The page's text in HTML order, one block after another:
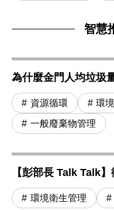
智慧
為什麼金門人均垃圾
資源循環 環
一般廢棄物管理
【彭部長 Talk Talk
環境衛生管理